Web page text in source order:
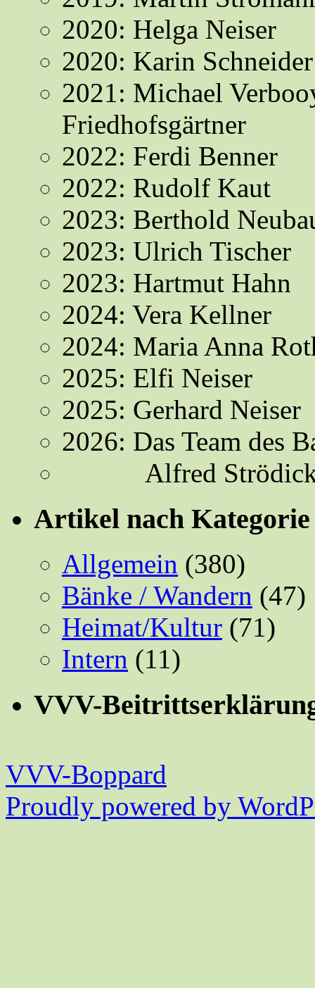
2020: Helga Neiser
2020: Karin Schneider
2021: Michael
Friedhofsgärtner
2022: Ferdi Benner
2022: Rudolf Kaut
2023: Berthold
2023: Ulrich Tischer
2023: Hartmut Hahn
2024: Vera Kellner
2024: Maria Anna
2025: Elfi Neiser
2025: Gerhard Neiser
2026: Das Team des
Alfred
Artikel nach Kategorie
Allgemein (380)
Bänke / Wandern (47)
Heimat/Kultur (71)
Intern (11)
VVV-
VVV-Boppard
Proudly powered by